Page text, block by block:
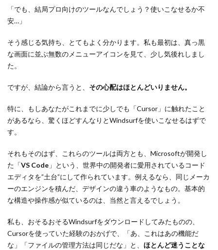
「でも、結局プロ向けのツールなんでしょう？使いこなせるか不
安…」
そう感じる気持ち、とてもよく分かります。私も最初は、真っ黒
な画面に並ぶ無数のメニューアイコンを見て、少し気後れしまし
た。
ですが、結論から言うと、 その心配はほとんどいりません。
特に、もしあなたがこれまでに少しでも「Cursor」に触れたこと
があるなら、驚くほどすんなりとWindsurfを使いこなせるはずで
す。
それもそのはず、これらのツールは両方とも、Microsoftが開発し
た「VS Code 」という、世界中の開発者に愛用されているコード
エディタを”土台”にして作られています。例えるなら、同じメーカ
ーのエンジンを積んだ、デザインの違う車のようなもの。基本的
な構造や操作感が似ているのは、当然と言えるでしょう。
私も、おそるおそるWindsurfをダウンロードしてみたものの、
Cursorを使っていた経験のおかげで、「あ、これはあの機能だ
な」「ファイルの管理方法は同じだな」と、 ほとんど迷うことな